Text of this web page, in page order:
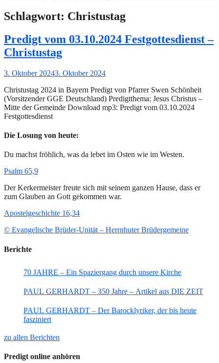
Schlagwort: Christustag
Predigt vom 03.10.2024 Festgottesdienst –
Christustag
Gepostet
3. Oktober 20243. Oktober 2024
Christustag 2024 in Bayern Predigt von Pfarrer Swen Schönheit
(Vorsitzender GGE Deutschland) Predigtthema: Jesus Christus –
Mitte der Gemeinde Download mp3: Predigt vom 03.10.2024
Festgottesdienst
Die Losung von heute:
Du machst fröhlich, was da lebet im Osten wie im Westen.
Psalm 65,9
Der Kerkermeister freute sich mit seinem ganzen Hause, dass er
zum Glauben an Gott gekommen war.
Apostelgeschichte 16,34
© Evangelische Brüder-Unität – Herrnhuter Brüdergemeine
Berichte
70 JAHRE – Ein Spaziergang durch unsere Kirche
PAUL GERHARDT – 350 Jahre – Artikel aus DIE ZEIT
PAUL GERHARDT – Der Barocklyriker, der bis heute
fasziniert
zu allen Berichten
Predigt online anhören